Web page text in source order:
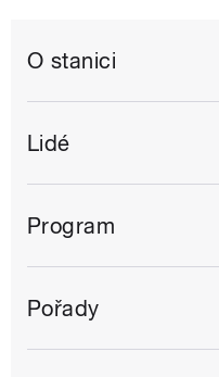
O stanici
Lidé
Program
Pořady